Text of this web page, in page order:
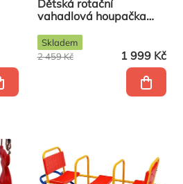
Dětská rotační
vahadlová houpačka
1 999 Kč
2 459 Kč
Skladem